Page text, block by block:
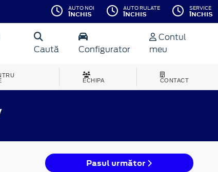
AUTO NOI
ÎNCHIS
AUTO RULATE
ÎNCHIS
SERVICE
ÎNCHIS
Caută Configurator
Contul
meu
ECHIPA CONTACT
Pasul următor